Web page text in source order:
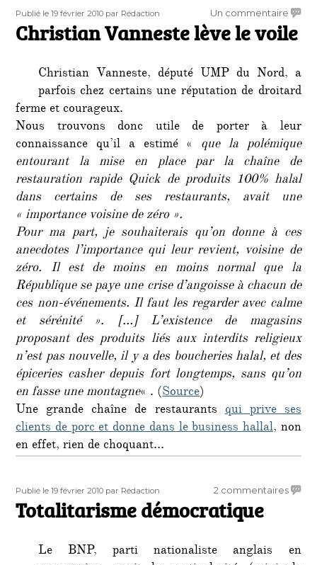
Publié
le
Publié le 19 février 2010 Auteur
par Rédaction Un commentairesur
le
voile
Christian Vanneste lève le voile
Christian Vanneste, député UMP du Nord, a
parfois chez certains une réputation de droitard
ferme et courageux.
Nous trouvons donc utile de porter à leur
connaissance qu’il a estimé « que la polémique
entourant la mise en place par la chaîne de
restauration rapide Quick de produits 100% halal
dans certains de ses restaurants, avait une
« importance voisine de zéro ».
Pour ma part, je souhaiterais qu’on donne à ces
anecdotes l’importance qui leur revient, voisine de
zéro. Il est de moins en moins normal que la
République se paye une crise d’angoisse à chacun de
ces non-événements. Il faut les regarder avec calme
et sérénité ». […] L’existence de magasins
proposant des produits liés aux interdits religieux
n’est pas nouvelle, il y a des boucheries halal, et des
épiceries casher depuis fort longtemps, sans qu’on
en fasse une montagne« . (Source)
Une grande chaîne de restaurantsqui prive ses
clients de porc et donne dans le business hallal, non
en effet, rien de choquant…
Publié
le
Publié le 19 février 2010 Auteur
par Rédaction 2 commentairessur
Totalitarisme démocratique
Le BNP, parti nationaliste anglais en